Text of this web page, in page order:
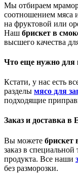
Мы отбираем
соотношением мяса
на фруктовой или
Наш брискет в
высшего качества
Что еще нужно для
Кстати, у нас есть
разделы мясо для
подходящие
Заказ и доставка в
Вы можете брискет
заказ в специальной
продукта. Все наши
без разморозки.